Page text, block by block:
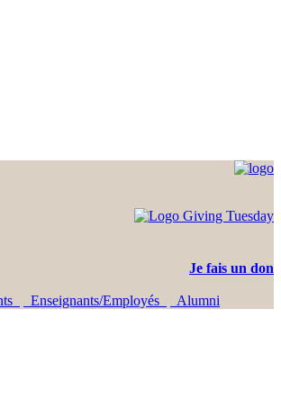
Je fais un don
Enseignants/Employés
Alumni